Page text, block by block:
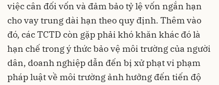
việc cân đối vốn và đảm bảo tỷ lệ vốn ngắn hạn
cho vay trung dài hạn theo quy định. Thêm vào
đó, các TCTD còn gặp phải khó khăn khác đó là
hạn chế trong ý thức bảo vệ môi trường của người
dân, doanh nghiệp dẫn đến bị xử phạt vi phạm
pháp luật về môi trường ảnh hưởng đến tiến độ